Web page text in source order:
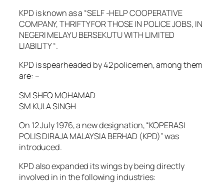
KPD is known as a “SELF -HELP COOPERATIVE
COMPANY, THRIFTY FOR THOSE IN POLICE JOBS, IN
NEGERI MELAYU BERSEKUTU WITH LIMITED
LIABILITY “.
KPD is spearheaded by 42 policemen, among them
are: –
SM SHEQ MOHAMAD
SM KULA SINGH
On 12 July 1976, a new designation, “KOPERASI
POLIS DIRAJA MALAYSIA BERHAD (KPD)” was
introduced.
KPD also expanded its wings by being directly
involved in in the following industries: